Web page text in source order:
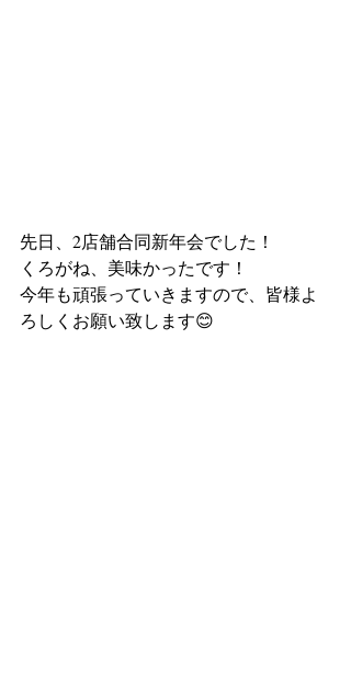
先日、2店舗合同新年会でした！
くろがね、美味かったです！
今年も頑張っていきますので、皆様よ
ろしくお願い致します😊